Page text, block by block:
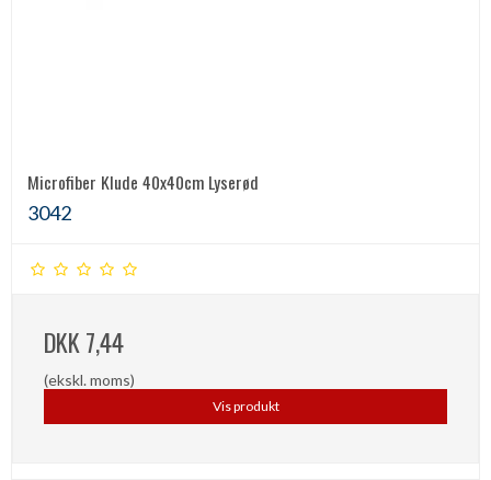
Microfiber Klude 40x40cm Lyserød
3042
DKK 7,44
(ekskl. moms)
Vis produkt